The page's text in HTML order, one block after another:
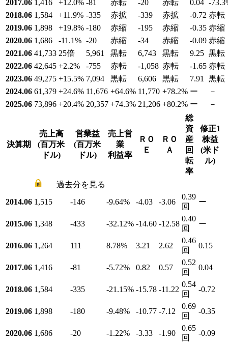
2017.06 1,416 +12.0% -81 赤転 -20 赤転 0.04 -73.3
2018.06 1,584 +11.9% -335 赤拡 -339 赤拡 -0.72 赤転
2019.06 1,898 +19.8% -180 赤縮 -195 赤縮 -0.35 赤縮
2020.06 1,686 -11.1% -20 赤縮 -34 赤縮 -0.09 赤縮
2021.06 41,733 25倍 5,961 黒転 6,743 黒転 9.25 黒転
2022.06 42,645 +2.2% -755 赤転 -1,058 赤転 -1.65 赤転
2023.06 49,275 +15.5% 7,094 黒転 6,606 黒転 7.91
黒転
2024.06 61,379 +24.6% 11,676 +64.6% 11,770 +78.2% ー
－
2025.06 73,896 +20.4% 20,357 +74.3% 21,206 +80.2% ー －
決算期
売上高
(百万米
ドル)
営業益
(百万米
ドル)
売上営
業
利益率
ＲＯ
Ｅ
ＲＯ
Ａ
総
資
産
回
転
率
修正1
株益
(米ド
ル)
過去分を見る
2014.06 1,515 -146 -9.64% -4.03 -3.06
0.39
回
ー
2015.06 1,348 -433 -32.12% -14.60 -12.58
0.40
回
ー
2016.06 1,264 111 8.78% 3.21 2.62
0.46
回
0.15
2017.06 1,416 -81 -5.72% 0.82 0.57
0.52
回
0.04
2018.06 1,584 -335 -21.15% -15.78 -11.22
0.54
回
-0.72
2019.06 1,898 -180 -9.48% -10.77 -7.12
0.69
回
-0.35
2020.06 1,686 -20 -1.22% -3.33 -1.90
0.65
回
-0.09